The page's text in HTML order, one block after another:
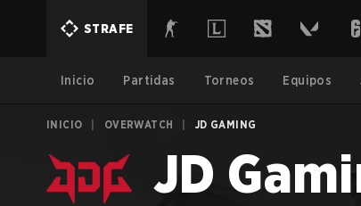
STRAFE
Inicio Partidas Torneos Equipos
INICIO OVERWATCH JD GAMING
JD